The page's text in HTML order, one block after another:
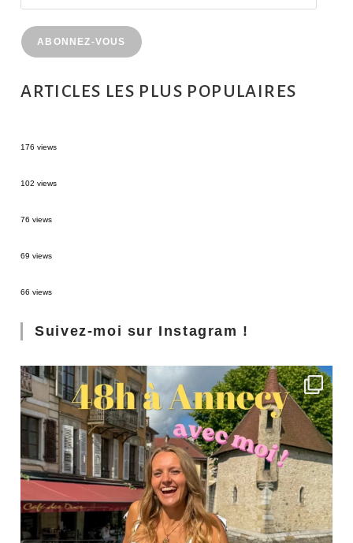
ABONNEZ-VOUS
ARTICLES LES PLUS POPULAIRES
176 views
102 views
76 views
69 views
66 views
Suivez-moi sur Instagram !